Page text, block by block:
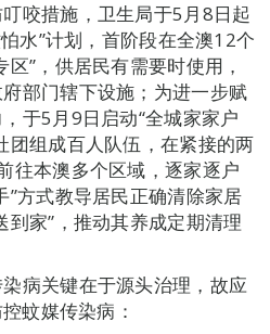
咬措施，卫生局于5月8日起
水”计划，首阶段在全澳12个
”，供居民有需要时使用，
部门辖下设施；为进一步赋
于5月9日启动“全城家家户
团组成百人队伍，在紧接的两
往本澳多个区域，逐家逐户
”方式教导居民正确清除家居
到家”，推动其养成定期清理
病关键在于源头治理，故应
蚊媒传染病：